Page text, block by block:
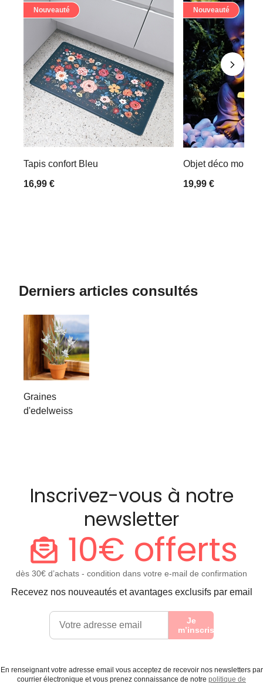
Nouveauté
Tapis confort Bleu
16,99 €
Nouveauté
Objet déco moine
19,99 €
Derniers articles consultés
Graines
d'edelweiss
Inscrivez-vous à notre
newsletter
10€ offerts
dès 30€ d’achats - condition dans votre e-mail de confirmation
Recevez nos nouveautés et avantages exclusifs par email
Je
m’inscris
En renseignant votre adresse email vous acceptez de recevoir nos newsletters par
courrier électronique et vous prenez connaissance de notre politique de